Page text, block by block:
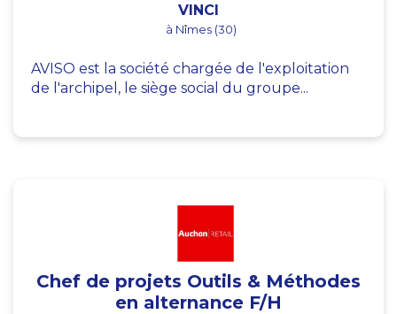
VINCI
à Nîmes (30)
AVISO est la société chargée de l'exploitation
de l'archipel, le siège social du groupe...
Chef de projets Outils & Méthodes
en alternance F/H